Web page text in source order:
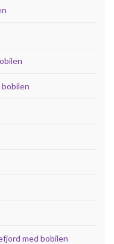
med bobilen